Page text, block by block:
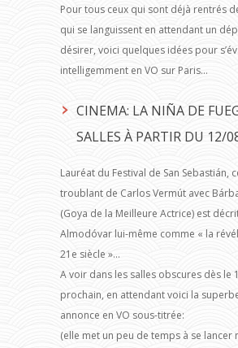
Pour tous ceux qui sont déjà rentrés
qui se languissent en attendant un
désirer, voici quelques idées pour
intelligemment en VO sur Paris…
CINEMA: LA NIÑA DE
SALLES À PARTIR DU 12/
Lauréat du Festival de San Sebastián,
troublant de Carlos Vermút avec
(Goya de la Meilleure Actrice) est
Almodóvar lui-même comme « la
21e siècle »…
A voir dans les salles obscures dès le
prochain, en attendant voici la
annonce en VO sous-titrée:
(elle met un peu de temps à se lancer